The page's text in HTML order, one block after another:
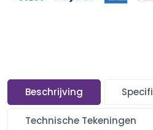
Beschrijving
Technische Tekeningen